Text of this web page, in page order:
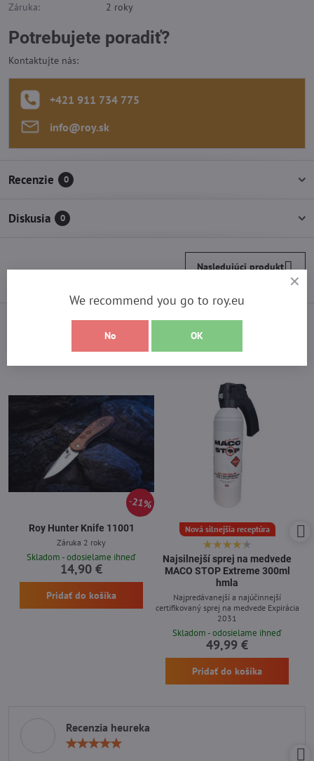
Záruka: 2 roky
Potrebujete poradiť?
Kontaktujte nás:
+421 911 734 775
info​@roy​.sk
Recenzie 0
Diskusia 0
Nasledujúci produkt
Vyberte si z najpredávanejších
produktov
21%
Roy Hunter Knife 11001
Záruka 2 roky
Skladom - odosielame ihneď
14,90 €
Pridať do košíka
Nová silnejšia receptúra
Najsilnejší sprej na medvede
MACO STOP Extreme 300ml
hmla
Najpredávanejší a najúčinnejší
certifikovaný sprej na medvede Expirácia
2031
Skladom - odosielame ihneď
49,99 €
Pridať do košíka
Recenzia heureka
We recommend you go to roy.eu
No OK